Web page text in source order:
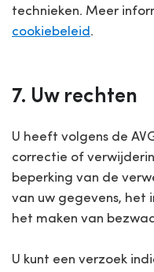
technieken. Meer
cookiebeleid .
7. Uw rechten
U heeft volgens de
correctie of
beperking van de
van uw gegevens, het
het maken van
U kunt een verzoek